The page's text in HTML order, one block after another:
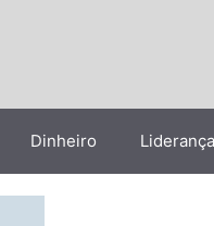
Dinheiro Liderança